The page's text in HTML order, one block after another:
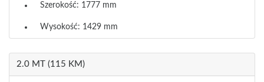
Szerokość: 1777 mm
Wysokość: 1429 mm
2.0 MT (115 KM)